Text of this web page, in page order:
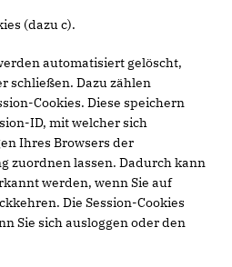
(dazu c).
automatisiert gelöscht,
schließen. Dazu zählen
Cookies. Diese speichern
ID, mit welcher sich
Ihres Browsers der
zuordnen lassen. Dadurch kann
werden, wenn Sie auf
Die Session-Cookies
Sie sich ausloggen oder den